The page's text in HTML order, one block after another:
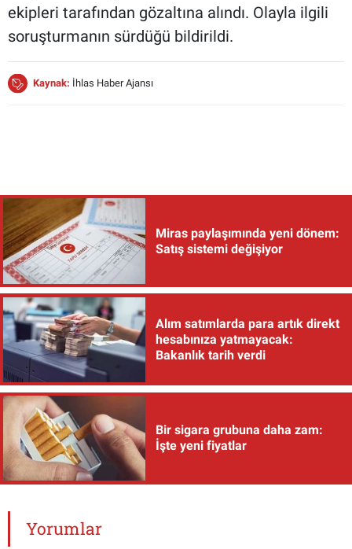
ekipleri tarafından gözaltına alındı. Olayla ilgili
soruşturmanın sürdüğü bildirildi.
Kaynak: İhlas Haber Ajansı
Miras paylaşımında yeni dönem:
Satış sistemi değişiyor
Alım satımlarda para artık direkt
hesabınıza yatmayacak:
Bakanlık tarih verdi
Bir sigara grubuna daha zam:
İşte yeni fiyatlar
Yorumlar